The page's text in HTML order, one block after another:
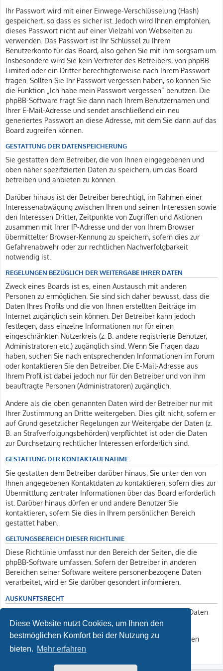
Diese Website nutzt Cookies, um Ihnen den
bestmöglichen Komfort bei der Nutzung zu
bieten. Mehr erfahren
Ihr Passwort wird mit einer Einwege-Verschlüsselung (Hash)
gespeichert, so dass es sicher ist. Jedoch wird Ihnen empfohlen,
dieses Passwort nicht auf einer Vielzahl von Webseiten zu
verwenden. Das Passwort ist Ihr Schlüssel zu Ihrem
Benutzerkonto für das Board, also gehen Sie mit ihm sorgsam um.
Insbesondere wird Sie kein Vertreter des Betreibers, von phpBB
Limited oder ein Dritter berechtigterweise nach Ihrem Passwort
fragen. Sollten Sie Ihr Passwort vergessen haben, so können Sie
die Funktion „Ich habe mein Passwort vergessen“ benutzen. Die
phpBB-Software fragt Sie dann nach Ihrem Benutzernamen und
Ihrer E-Mail-Adresse und sendet anschließend ein neu
generiertes Passwort an diese Adresse, mit dem Sie dann auf das
Board zugreifen können.
GESTATTUNG DER DATENSPEICHERUNG
Sie gestatten dem Betreiber, die von Ihnen eingegebenen und
oben näher spezifizierten Daten zu speichern, um das Board
betreiben und anbieten zu können.
Darüber hinaus ist der Betreiber berechtigt, im Rahmen einer
Interessenabwägung zwischen Ihren und seinen Interessen sowie
den Interessen Dritter, Zeitpunkte von Zugriffen und Aktionen
zusammen mit Ihrer IP-Adresse und der von Ihrem Browser
übermittelter Browser-Kennung zu speichern, sofern dies zur
Gefahrenabwehr oder zur rechtlichen Nachverfolgbarkeit
notwendig ist.
REGELUNGEN BEZÜGLICH DER WEITERGABE IHRER DATEN
Zweck eines Boards ist es, einen Austausch mit anderen
Personen zu ermöglichen. Sie sind sich daher bewusst, dass die
Daten Ihres Profils und die von Ihnen erstellten Beiträge im
Internet zugänglich sein können. Der Betreiber kann jedoch
festlegen, dass einzelne Informationen nur für einen
eingeschränkten Nutzerkreis (z. B. andere registrierte Benutzer,
Administratoren etc.) zugänglich sind. Wenn Sie Fragen dazu
haben, suchen Sie nach entsprechenden Informationen im Forum
oder kontaktieren Sie den Betreiber. Die E-Mail-Adresse aus
Ihrem Profil ist dabei jedoch nur für den Betreiber und von ihm
beauftragte Personen (Administratoren) zugänglich.
Andere als die oben genannten Daten wird der Betreiber nur mit
Ihrer Zustimmung an Dritte weitergeben. Dies gilt nicht, sofern er
auf Grund gesetzlicher Regelungen zur Weitergabe der Daten (z.
B. an Strafverfolgungsbehörden) verpflichtet ist oder die Daten
zur Durchsetzung rechtlicher Interessen erforderlich sind.
GESTATTUNG DER KONTAKTAUFNAHME
Sie gestatten dem Betreiber darüber hinaus, Sie unter den von
Ihnen angegebenen Kontaktdaten zu kontaktieren, sofern dies zur
Übermittlung zentraler Informationen über das Board erforderlich
ist. Darüber hinaus dürfen er und andere Benutzer Sie
kontaktieren, sofern Sie dies in Ihrem persönlichen Bereich
gestattet haben.
GELTUNGSBEREICH DIESER RICHTLINIE
Diese Richtlinie umfasst nur den Bereich der Seiten, die die
phpBB-Software umfassen. Sofern der Betreiber in anderen
Bereichen seiner Software weitere personenbezogene Daten
verarbeitet, wird er Sie darüber gesondert informieren.
AUSKUNFTSRECHT
Der Betreiber erteilt Ihnen auf Anfrage Auskunft, welche Daten
über Sie gespeichert sind.
Sie können jederzeit die Löschung bzw. Sperrung Ihrer Daten
verlangen. Kontaktieren Sie hierzu bitte den Betreiber.